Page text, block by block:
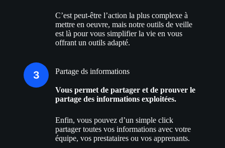
C’est peut-être l’action la plus complexe à
mettre en oeuvre, mais notre outils de veille
est là pour vous simplifier la vie en vous
offrant un outils adapté.
Partage ds informations
Vous permet de partager et de prouver le
partage des informations exploitées.
Enfin, vous pouvez d’un simple click
partager toutes vos informations avec votre
équipe, vos prestataires ou vos apprenants.